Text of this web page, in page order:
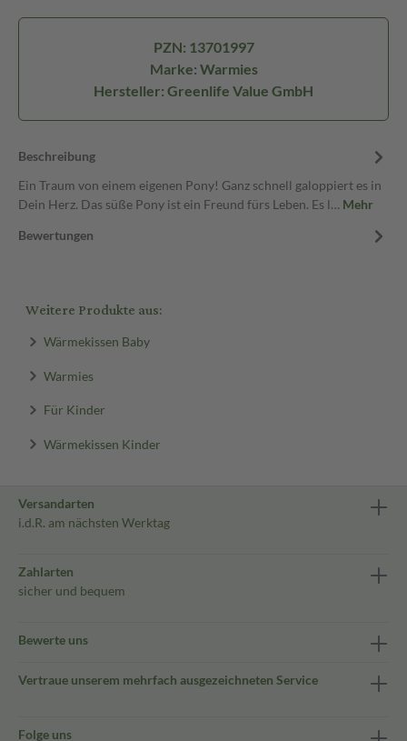
PZN: 13701997
Marke: Warmies
Hersteller: Greenlife Value GmbH
Beschreibung
Ein Traum von einem eigenen Pony! Ganz schnell galoppiert es in
Dein Herz. Das süße Pony ist ein Freund fürs Leben. Es l… Mehr
Bewertungen
Weitere Produkte aus:
Wärmekissen Baby
Warmies
Für Kinder
Wärmekissen Kinder
Versandarten
i.d.R. am nächsten Werktag
Zahlarten
sicher und bequem
Bewerte uns
Vertraue unserem mehrfach ausgezeichneten Service
Folge uns